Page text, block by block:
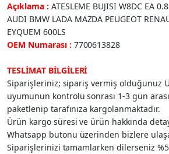
Açıklama : ATESLEME BUJISI W8DC EA
AUDI BMW LADA MAZDA PEUGEOT
EYQUEM 600LS
OEM Numarası : 7700613828
TESLİMAT BİLGİLERİ
Siparişleriniz; sipariş vermiş olduğunuz
uyumunun kontrolü sonrası 1-3 gün
paketlenip tarafınıza kargolanmaktadır.
Ürün kargo süresi ve ürün hakkında
Whatsapp butonu üzerinden bizlere
Siparişlerinizi tamamlarken dilerseniz